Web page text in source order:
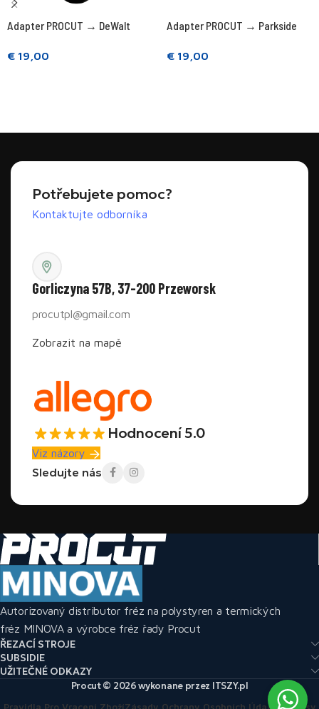
Adapter PROCUT → DeWalt
€ 19,00
Adapter PROCUT → Parkside
€ 19,00
Potřebujete pomoc?
Kontaktujte odborníka
Gorliczyna 57B, 37-200 Przeworsk
procutpl@gmail.com
Zobrazit na mapě
Hodnocení 5.0
Viz názory
Sledujte nás
Autorizovaný distributor fréz na polystyren a termických
fréz MINOVA a výrobce fréz řady Procut
ŘEZACÍ STROJE
SUBSIDIE
UŽITEČNÉ ODKAZY
Procut © 2026 wykonane przez ITSZY.pl